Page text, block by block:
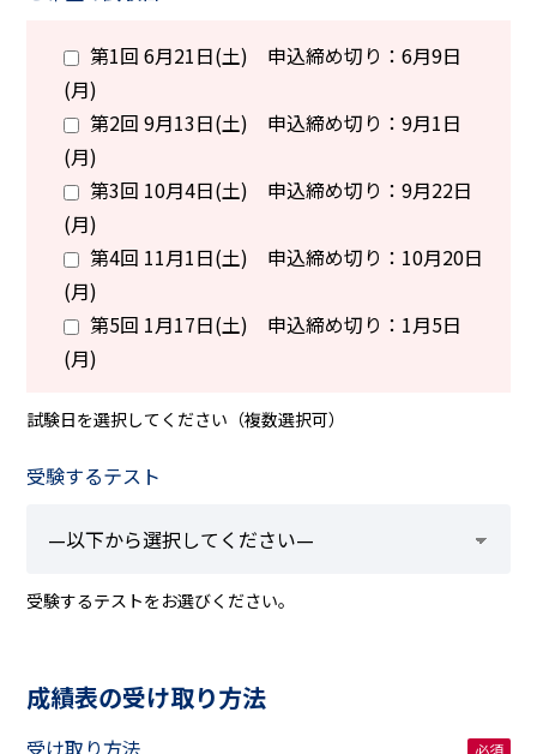
第1回 6月21日(土) 申込締め切り：6月9日
(月)
第2回 9月13日(土) 申込締め切り：9月1日
(月)
第3回 10月4日(土) 申込締め切り：9月22日
(月)
第4回 11月1日(土) 申込締め切り：10月20日
(月)
第5回 1月17日(土) 申込締め切り：1月5日
(月)
試験日を選択してください（複数選択可）
受験するテスト
受験するテストをお選びください。
成績表の受け取り方法
受け取り方法